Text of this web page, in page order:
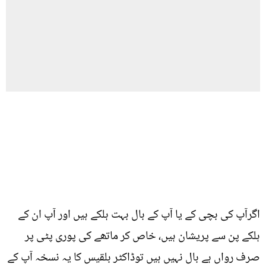
اگرآپ کی بچی کے یا آپ کے بال بہت ہلکے ہیں اور آپ ان کے
ہلکے پن سے پریشان ہیں، خاص کر ماتھے کی پوری پٹی پر
صرف رواں ہے بال نہیں ہیں توڈاکٹر بلقیس کا یہ نسخہ آپ کے